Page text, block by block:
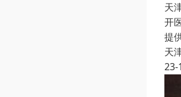
天
开
提
天
23-